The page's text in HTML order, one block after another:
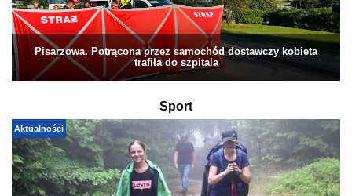
Pisarzowa. Potrącona przez samochód dostawczy kobieta
trafiła do szpitala
Sport
Aktualności